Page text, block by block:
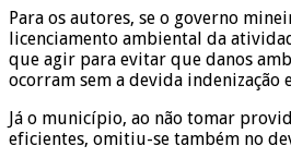
Para os autores, se o governo
licenciamento ambiental da
que agir para evitar que danos
ocorram sem a devida indenização
Já o município, ao não tomar
eficientes, omitiu-se também no